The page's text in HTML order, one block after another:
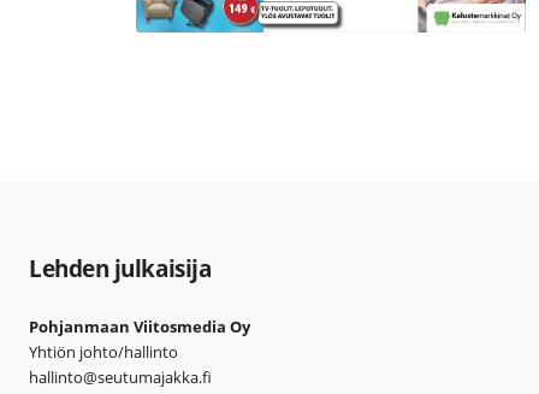
Lehden julkaisija
Pohjanmaan Viitosmedia Oy
Yhtiön johto/hallinto
hallinto@seutumajakka.fi